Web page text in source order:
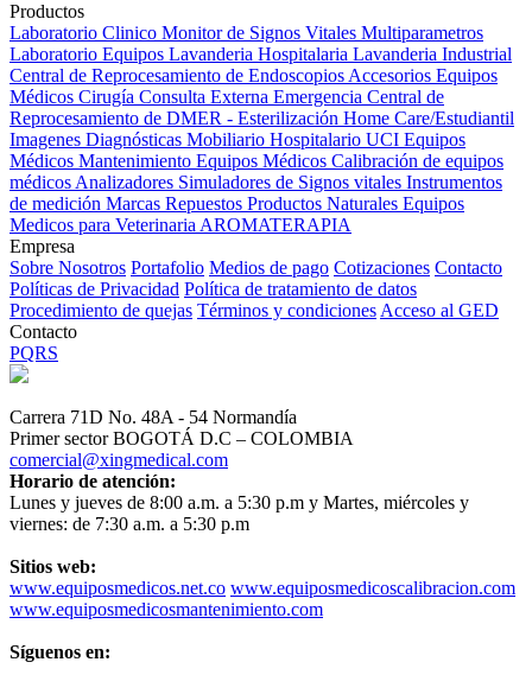
Productos
Laboratorio Clinico Monitor de Signos Vitales Multiparametros
Laboratorio Equipos Lavanderia Hospitalaria Lavanderia Industrial
Central de Reprocesamiento de EndoscopiosAccesorios Equipos
Médicos Cirugía Consulta Externa Emergencia Central de
Reprocesamiento de DMER - Esterilización Home Care/Estudiantil
Imagenes Diagnósticas Mobiliario Hospitalario UCI Equipos
Médicos Mantenimiento Equipos Médicos Calibración de equipos
médicosAnalizadores Simuladores de Signos vitales Instrumentos
de medición Marcas Repuestos Productos Naturales Equipos
Medicos para VeterinariaAROMATERAPIA
Empresa
Sobre Nosotros Portafolio Medios de pago Cotizaciones Contacto
Políticas de Privacidad Política de tratamiento de datos
Procedimiento de quejas Términos y condicionesAcceso al GED
Contacto
PQRS
Carrera 71D No. 48A - 54 Normandía
Primer sector BOGOTÁ D.C – COLOMBIA
comercial@xingmedical.com
Horario de atención:
Lunes y jueves de 8:00 a.m. a 5:30 p.m y Martes, miércoles y
viernes: de 7:30 a.m. a 5:30 p.m
Sitios web:
www.equiposmedicos.net.co www.equiposmedicoscalibracion.com
www.equiposmedicosmantenimiento.com
Síguenos en: